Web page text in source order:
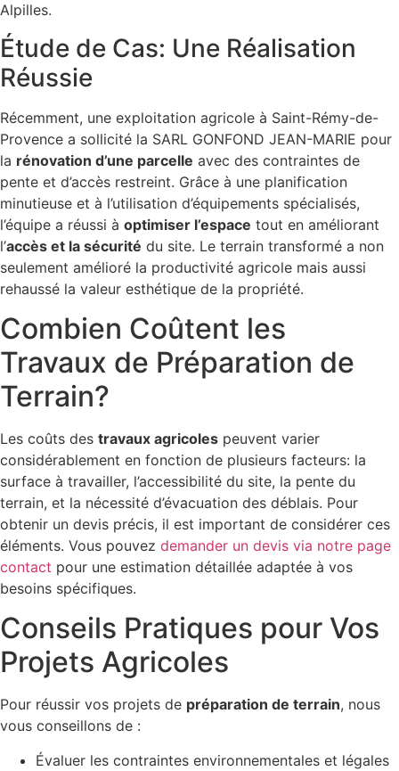
Alpilles.
Étude de Cas: Une Réalisation
Réussie
Récemment, une exploitation agricole à Saint-Rémy-de-
Provence a sollicité la SARL GONFOND JEAN-MARIE pour
la rénovation d’une parcelle avec des contraintes de
pente et d’accès restreint. Grâce à une planification
minutieuse et à l’utilisation d’équipements spécialisés,
l’équipe a réussi à optimiser l’espace tout en améliorant
l’accès et la sécurité du site. Le terrain transformé a non
seulement amélioré la productivité agricole mais aussi
rehaussé la valeur esthétique de la propriété.
Combien Coûtent les
Travaux de Préparation de
Terrain?
Les coûts des travaux agricoles peuvent varier
considérablement en fonction de plusieurs facteurs: la
surface à travailler, l’accessibilité du site, la pente du
terrain, et la nécessité d’évacuation des déblais. Pour
obtenir un devis précis, il est important de considérer ces
éléments. Vous pouvez demander un devis via notre page
contact pour une estimation détaillée adaptée à vos
besoins spécifiques.
Conseils Pratiques pour Vos
Projets Agricoles
Pour réussir vos projets de préparation de terrain, nous
vous conseillons de :
Évaluer les contraintes environnementales et légales